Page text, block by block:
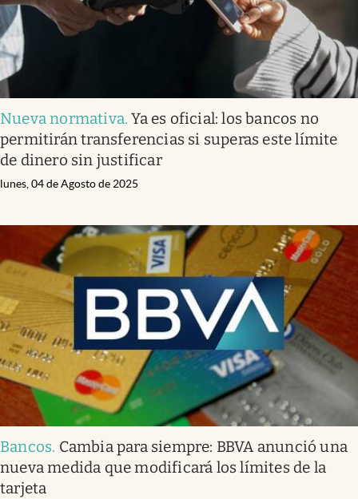
Nueva normativa.Ya es oficial: los bancos no
permitirán transferencias si superas este límite
de dinero sin justificar
lunes, 04 de Agosto de 2025
Bancos. Cambia para siempre: BBVA anunció una
nueva medida que modificará los límites de la
tarjeta